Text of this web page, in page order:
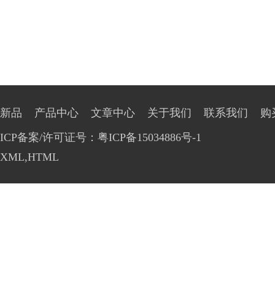
新品 产品中心 文章中心 关于我们 联系我们
购
ICP备案/许可证号：粤ICP备15034886号-1
XML,HTML